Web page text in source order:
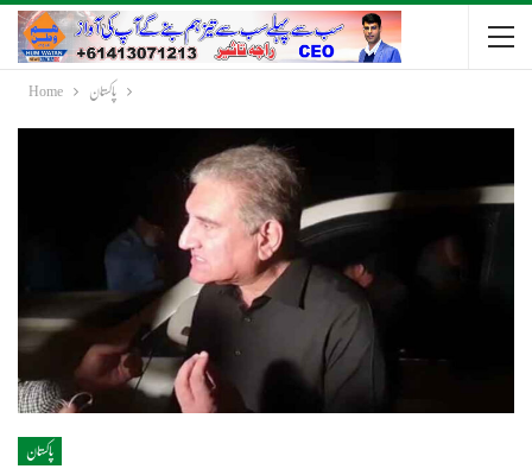
Home پاکستان
پاکستان